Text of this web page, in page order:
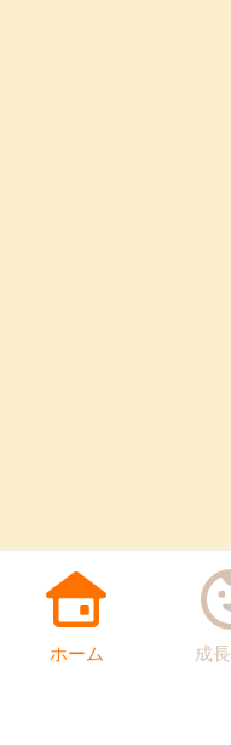
ホーム 成